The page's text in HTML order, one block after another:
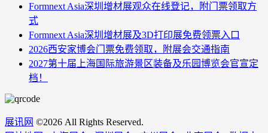
Formnext Asia深圳增材展观众在线登记，附门票领取方
式
Formnext Asia深圳增材展及3D打印展免费领票入口
2026西安家博会门票免费领取，附展会交通指南
2027第十届上海国际旅游景区装备及乐园博览会官宣定
档！
展讯网 ©2026 All Rights Reserved.